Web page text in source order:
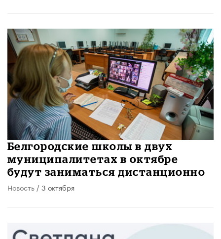
Белгородские школы в двух
муниципалитетах в октябре
будут заниматься дистанционно
Новость / 3 октября